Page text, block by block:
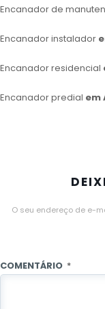
Encanador de
Encanador instalador
Encanador residencial
Encanador predial em
O seu endereço de e-
COMENTÁRIO *